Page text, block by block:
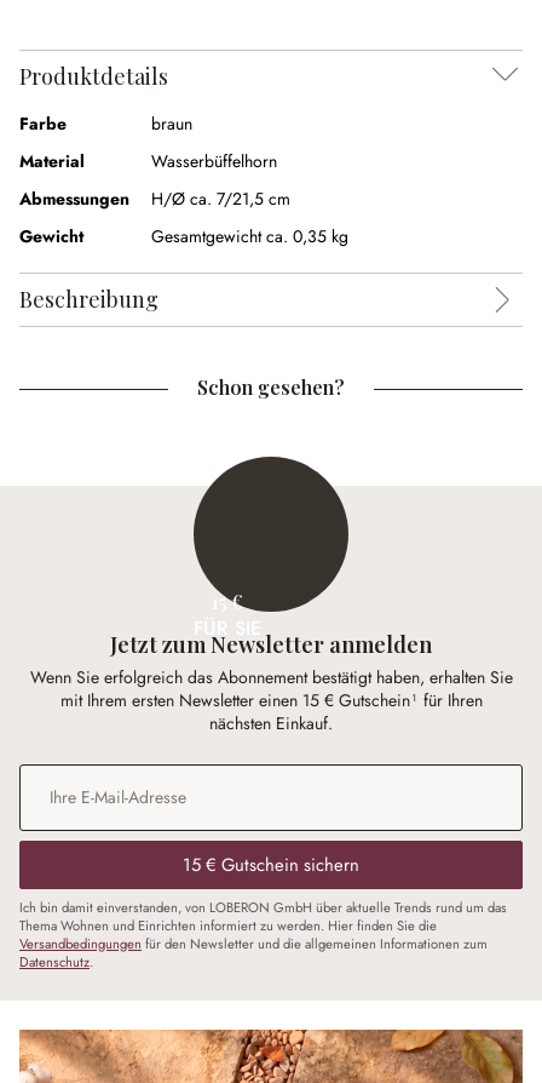
Produktdetails
Farbe
braun
Material
Wasserbüffelhorn
Abmessungen
H/Ø ca. 7/21,5 cm
Gewicht
Gesamtgewicht ca. 0,35 kg
Beschreibung
Schon gesehen?
15 €
Jetzt zum Newsletter anmelden
Wenn Sie erfolgreich das Abonnement bestätigt haben, erhalten Sie
mit Ihrem ersten Newsletter einen 15 € Gutschein¹ für Ihren
nächsten Einkauf.
E-Mail-Adresse
15 € Gutschein sichern
Ich bin damit einverstanden, von LOBERON GmbH über aktuelle Trends rund um das
Thema Wohnen und Einrichten informiert zu werden. Hier finden Sie die
Versandbedingungen für den Newsletter und die allgemeinen Informationen zum
Datenschutz.